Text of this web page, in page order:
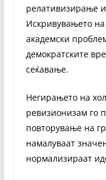
релативизирање и
Искривувањето на
академски
демократските
сеќавање.
Негирањето на
ревизионизам го
повторување на
намалуваат
нормализираат